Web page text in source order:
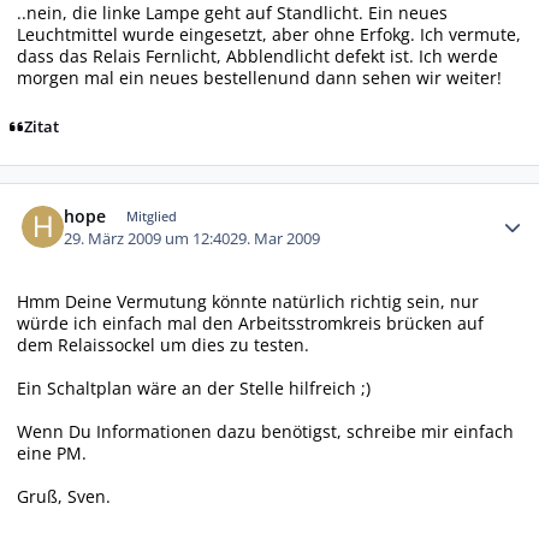
..nein, die linke Lampe geht auf Standlicht. Ein neues
Leuchtmittel wurde eingesetzt, aber ohne Erfokg. Ich vermute,
dass das Relais Fernlicht, Abblendlicht defekt ist. Ich werde
morgen mal ein neues bestellenund dann sehen wir weiter!
Zitat
hope Mitglied
29. März 2009 um 12:4029. Mar 2009
Hmm Deine Vermutung könnte natürlich richtig sein, nur
würde ich einfach mal den Arbeitsstromkreis brücken auf
dem Relaissockel um dies zu testen.
Ein Schaltplan wäre an der Stelle hilfreich ;)
Wenn Du Informationen dazu benötigst, schreibe mir einfach
eine PM.
Gruß, Sven.